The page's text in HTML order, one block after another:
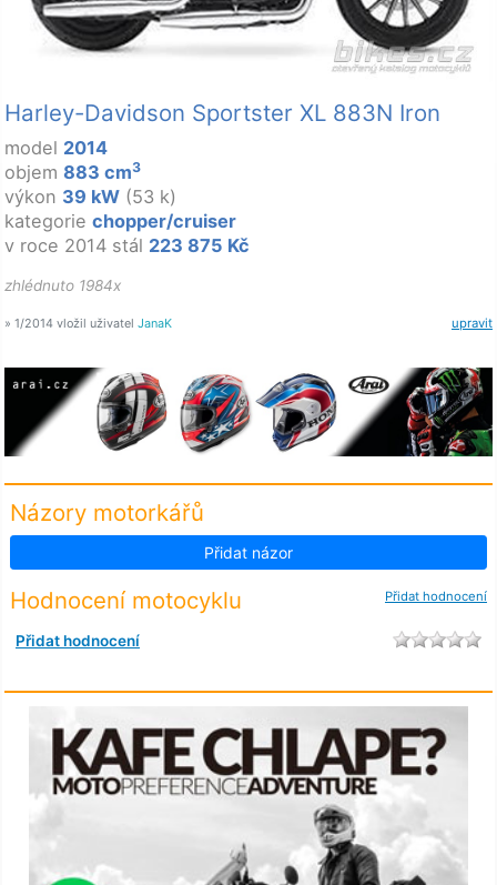
Harley-Davidson Sportster XL 883N Iron
model 2014
objem 883 cm3
výkon 39 kW (53 k)
kategorie chopper/cruiser
v roce 2014 stál 223 875 Kč
zhlédnuto 1984x
upravit
» 1/2014 vložil uživatel JanaK
Názory motorkářů
Přidat názor
Přidat hodnocení
Hodnocení motocyklu
Přidat hodnocení